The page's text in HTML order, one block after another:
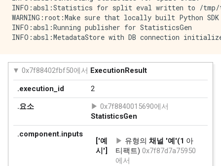
  }
  feature {
    key: "payment_type"
    value {
      }
  }
  feature {
    key: "pickup_census_tract"
      int64_list {
      }
INFO:absl:Statistics for split eval written to /tmp/
WARNING:root:Make sure that locally built Python
INFO:absl:Running publisher for StatisticsGen